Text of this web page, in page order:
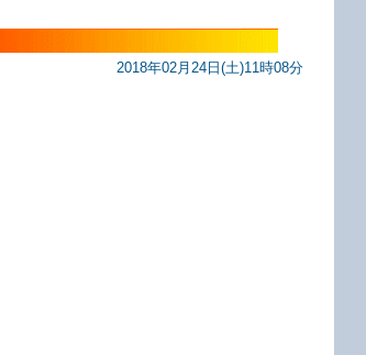
2018年02月24日(土)11時08分